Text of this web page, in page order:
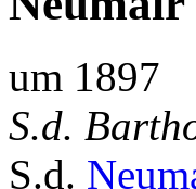
um 1897
S.d.
S.d.